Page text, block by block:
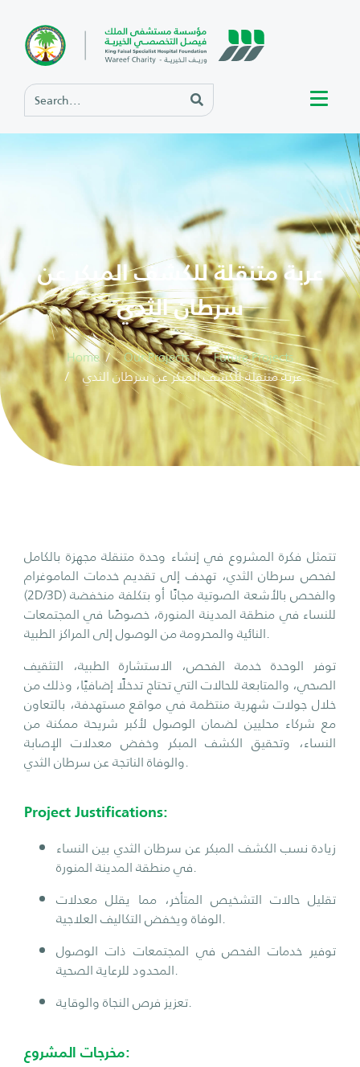
عربة متنقلة للكشف المبكر عن
سرطان الثدي
Home Our Projects Future Projects
عربة متنقلة للكشف المبكر عن سرطان الثدي
تتمثل فكرة المشروع في إنشاء وحدة متنقلة مجهزة بالكامل
لفحص سرطان الثدي، تهدف إلى تقديم خدمات الماموغرام
(2D/3D) والفحص بالأشعة الصوتية مجانًا أو بتكلفة منخفضة
للنساء في منطقة المدينة المنورة، خصوصًا في المجتمعات
النائية والمحرومة من الوصول إلى المراكز الطبية.
توفر الوحدة خدمة الفحص، الاستشارة الطبية، التثقيف
الصحي، والمتابعة للحالات التي تحتاج تدخلًا إضافيًا، وذلك من
خلال جولات شهرية منتظمة في مواقع مستهدفة، بالتعاون
مع شركاء محليين لضمان الوصول لأكبر شريحة ممكنة من
النساء، وتحقيق الكشف المبكر وخفض معدلات الإصابة
والوفاة الناتجة عن سرطان الثدي.
Project Justifications:
زيادة نسب الكشف المبكر عن سرطان الثدي بين النساء
في منطقة المدينة المنورة.
تقليل حالات التشخيص المتأخر، مما يقلل معدلات
الوفاة ويخفض التكاليف العلاجية.
توفير خدمات الفحص في المجتمعات ذات الوصول
المحدود للرعاية الصحية.
تعزيز فرص النجاة والوقاية.
مخرجات المشروع: